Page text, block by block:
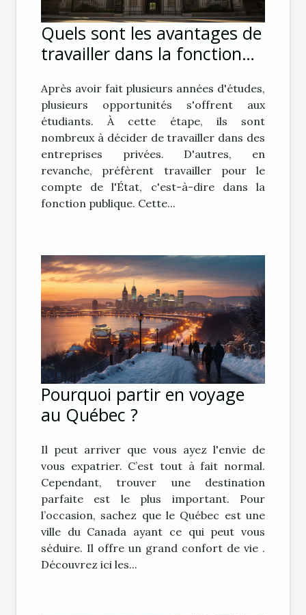
Quels sont les avantages de
travailler dans la fonction
Après avoir fait plusieurs années d'études,
plusieurs opportunités s'offrent aux
étudiants. À cette étape, ils sont
nombreux à décider de travailler dans des
entreprises privées. D'autres, en
revanche, préfèrent travailler pour le
compte de l'État, c'est-à-dire dans la
fonction publique. Cette...
Pourquoi partir en voyage
au Québec ?
Il peut arriver que vous ayez l'envie de
vous expatrier. C’est tout à fait normal.
Cependant, trouver une destination
parfaite est le plus important. Pour
l’occasion, sachez que le Québec est une
ville du Canada ayant ce qui peut vous
séduire. Il offre un grand confort de vie .
Découvrez ici les...